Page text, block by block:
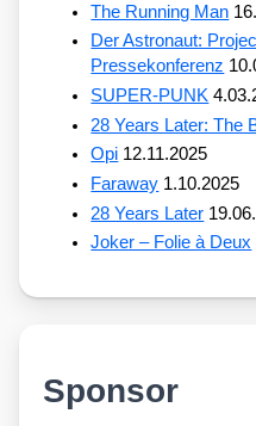
The Running Man
Der Astronaut:
Pressekonferenz
SUPER-PUNK
28 Years Later: The
Opi 12.11.2025
Faraway 1.10.2025
28 Years Later
Joker – Folie à Deux
Sponsor